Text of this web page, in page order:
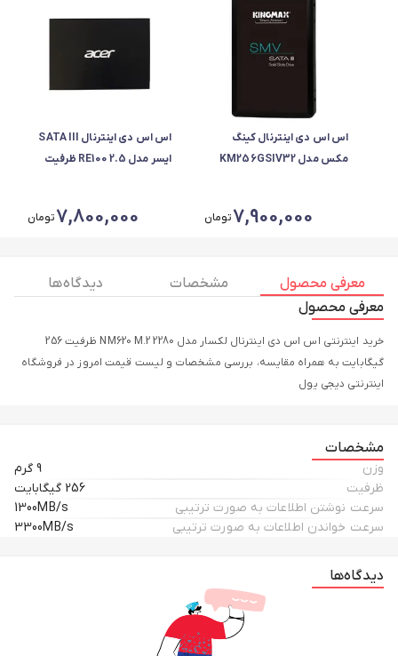
اس اس دی اینترنال کینگ
مکس مدل KM256GSIV32
7,900,000تومان
اس اس دی اینترنال SATA III
ایسر مدل RE100 2.5 ظرفیت
7,800,000تومان
معرفی محصول مشخصات
دیدگاه ها
معرفی محصول
خرید اینترنتی اس اس دی اینترنال لکسار مدل NM620 M.2 2280 ظرفیت 256
گیگابایت به همراه مقایسه، بررسی مشخصات و لیست قیمت امروز در فروشگاه
اینترنتی دیجی‌ یول
مشخصات
وزن
9 گرم
ظرفیت
256 گیگابایت
سرعت نوشتن اطلاعات به صورت ترتیبی
1300MB/s
سرعت خواندن اطلاعات به صورت ترتیبی
3300MB/s
دیدگاه‌ها